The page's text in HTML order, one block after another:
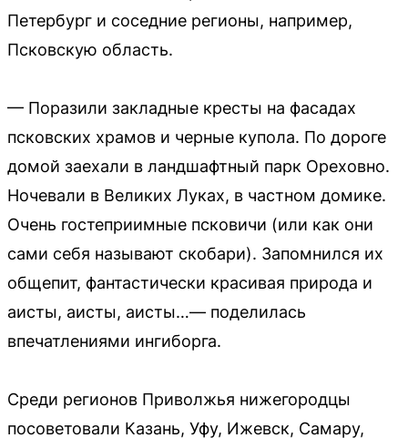
Петербург и соседние регионы, например,
Псковскую область.
— Поразили закладные кресты на фасадах
псковских храмов и черные купола. По дороге
домой заехали в ландшафтный парк Ореховно.
Ночевали в Великих Луках, в частном домике.
Очень гостеприимные псковичи (или как они
сами себя называют скобари). Запомнился их
общепит, фантастически красивая природа и
аисты, аисты, аисты…— поделилась
впечатлениями ингиборга.
Среди регионов Приволжья нижегородцы
посоветовали Казань, Уфу, Ижевск, Самару,